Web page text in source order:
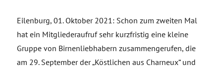
Eilenburg, 01. Oktober 2021: Schon zum zweiten Mal
hat ein Mitgliederaufruf sehr kurzfristig eine kleine
Gruppe von Birnenliebhabern zusammengerufen, die
am 29. September der „Köstlichen aus Charneux“ und